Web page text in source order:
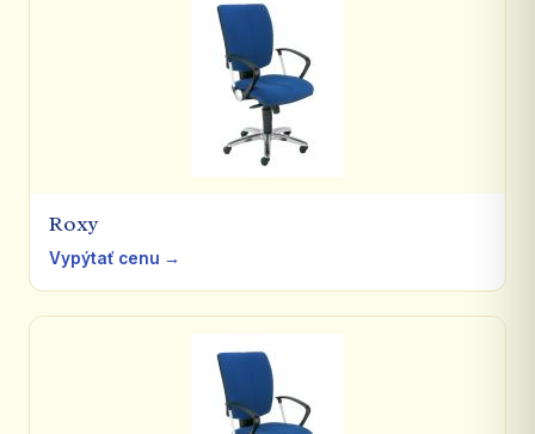
Roxy
Vypýtať cenu →